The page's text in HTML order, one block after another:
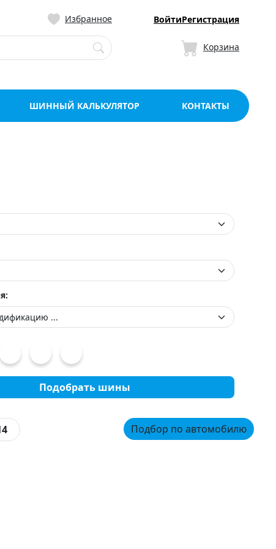
со склада в
Избранное ВойтиРегистрация
Корзина
ШИННЫЙ КАЛЬКУЛЯТОР КОНТАКТЫ
Подобрать шины
Подбор по автомобилю